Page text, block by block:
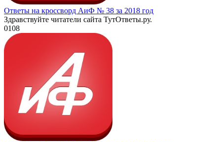
Ответы на кроссворд АиФ № 38 за 2018 год
Здравствуйте читатели сайта ТутОтветы.ру.
0108